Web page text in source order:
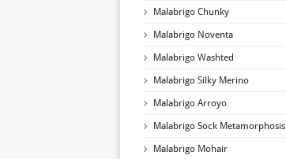
Malabrigo Chunky
Malabrigo Noventa
Malabrigo Washted
Malabrigo Silky Merino
Malabrigo Arroyo
Malabrigo Sock Metamorphosis
Malabrigo Mohair